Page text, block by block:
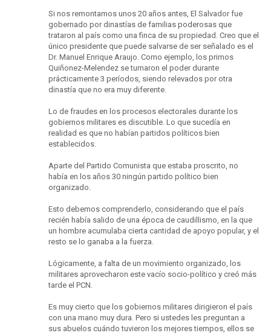
Si nos remontamos unos 20 años antes, El Salvador fue
gobernado por dinastías de familias poderosas que
trataron al país como una finca de su propiedad. Creo que el
único presidente que puede salvarse de ser señalado es el
Dr. Manuel Enrique Araujo. Como ejemplo, los primos
Quiñonez-Melendez se turnaron el poder durante
prácticamente 3 períodos, siendo relevados por otra
dinastía que no era muy diferente.
Lo de fraudes en los procesos electorales durante los
gobiernos militares es discutible. Lo que sucedía en
realidad es que no habían partidos políticos bien
establecidos.
Aparte del Partido Comunista que estaba proscrito, no
había en los años 30 ningún partido político bien
organizado.
Esto debemos comprenderlo, considerando que el país
recién había salido de una época de caudillismo, en la que
un hombre acumulaba cierta cantidad de apoyo popular, y el
resto se lo ganaba a la fuerza.
Lógicamente, a falta de un movimiento organizado, los
militares aprovecharon este vacío socio-político y creó más
tarde el PCN.
Es muy cierto que los gobiernos militares dirigieron el país
con una mano muy dura. Pero si ustedes les preguntan a
sus abuelos cuándo tuvieron los mejores tiempos, ellos se